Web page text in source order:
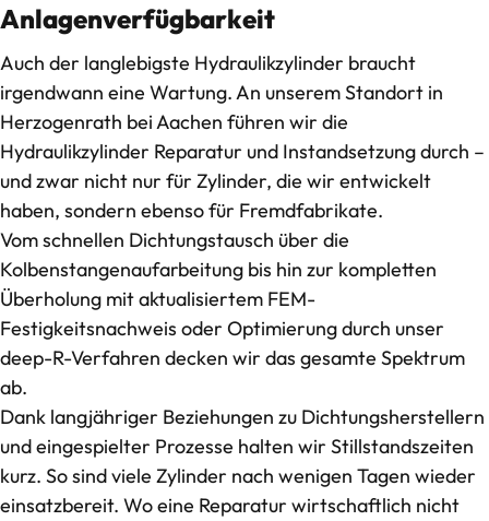
Anlagenverfügbarkeit
Auch der langlebigste Hydraulikzylinder braucht
irgendwann eine Wartung. An unserem Standort in
Herzogenrath bei Aachen führen wir die
Hydraulikzylinder Reparatur und Instandsetzungdurch –
und zwar nicht nur für Zylinder, die wir entwickelt
haben, sondern ebenso für Fremdfabrikate.
Vom schnellen Dichtungstausch über die
Kolbenstangenaufarbeitung bis hin zur kompletten
Überholung mit aktualisiertem FEM-
Festigkeitsnachweis oder Optimierung durch unser
deep-R-Verfahren decken wir das gesamte Spektrum
ab.
Dank langjähriger Beziehungen zu Dichtungsherstellern
und eingespielter Prozesse halten wir Stillstandszeiten
kurz. So sind viele Zylinder nach wenigen Tagen wieder
einsatzbereit. Wo eine Reparatur wirtschaftlich nicht